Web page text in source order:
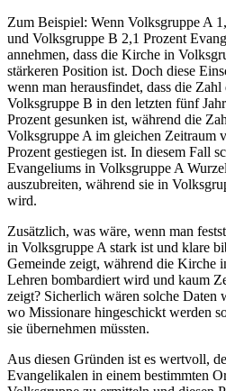
Zum Beispiel: Wenn Volksgruppe A
und Volksgruppe B 2,1 Prozent
annehmen, dass die Kirche in
stärkeren Position ist. Doch diese
wenn man herausfindet, dass die
Volksgruppe B in den letzten fünf
Prozent gesunken ist, während die
Volksgruppe A im gleichen Zeitraum
Prozent gestiegen ist. In diesem Fall
Evangeliums in Volksgruppe A
auszubreiten, während sie in
wird.
Zusätzlich, was wäre, wenn man
in Volksgruppe A stark ist und klare
Gemeinde zeigt, während die Kirche
Lehren bombardiert wird und kaum
zeigt? Sicherlich wären solche Daten
wo Missionare hingeschickt werden
sie übernehmen müssten.
Aus diesen Gründen ist es wertvoll,
Evangelikalen in einem bestimmten